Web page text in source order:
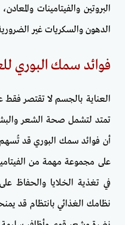
البروتين والفيتامينات
الدهون والسكريات غير
فوائد سمك البوري
العناية بالجسم لا تقتصر فقط
تمتد لتشمل صحة الشعر
أن فوائد سمك البوري قد تُسهم
على مجموعة مهمة من
في تغذية الخلايا والحفاظ
نظامك الغذائي بانتظام قد